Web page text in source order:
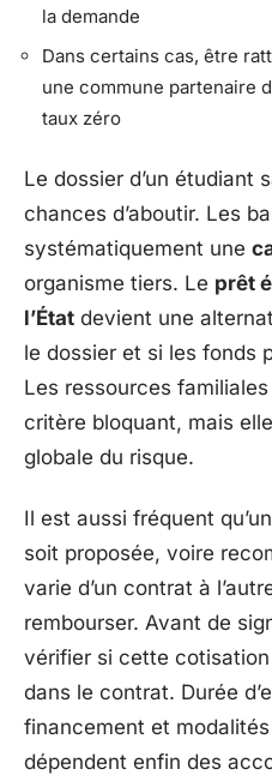
la demande
Dans certains cas, être
une commune partenaire
taux zéro
Le dossier d’un étudiant
chances d’aboutir. Les
systématiquement une
organisme tiers. Le prêt
l’État devient une
le dossier et si les fonds
Les ressources
critère bloquant, mais
globale du risque.
Il est aussi fréquent
soit proposée, voire
varie d’un contrat à
rembourser. Avant de
vérifier si cette
dans le contrat. Durée
financement et
dépendent enfin des